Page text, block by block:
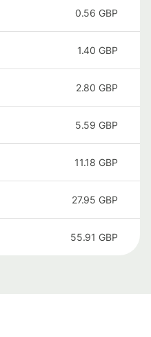
0.56 GBP
1.40 GBP
2.80 GBP
5.59 GBP
11.18 GBP
27.95 GBP
55.91 GBP